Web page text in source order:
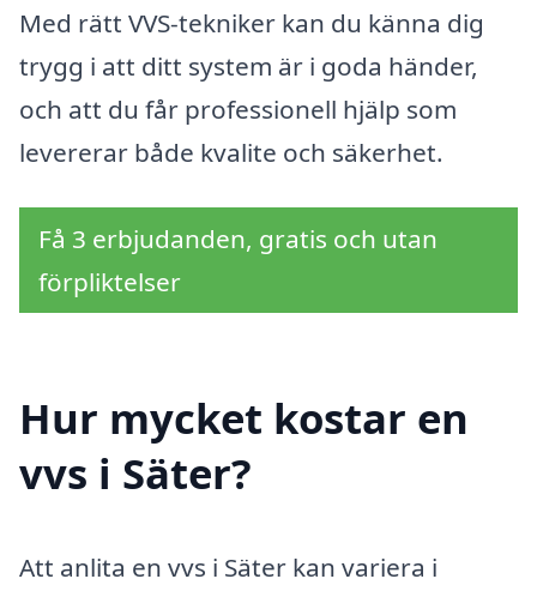
Med rätt VVS-tekniker kan du känna dig
trygg i att ditt system är i goda händer,
och att du får professionell hjälp som
levererar både kvalite och säkerhet.
Få 3 erbjudanden, gratis och utan
förpliktelser
Hur mycket kostar en
vvs i Säter?
Att anlita en vvs i Säter kan variera i